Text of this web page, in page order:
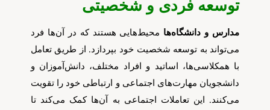
توسعه فردی و شخصیتی
مدارس و دانشگاه‌ها محیط‌هایی هستند که در آن‌ها فرد
می‌تواند به توسعه شخصیت خود بپردازد. از طریق تعامل
با همکلاسی‌ها، اساتید و افراد مختلف، دانش‌آموزان و
دانشجویان مهارت‌های اجتماعی و ارتباطی خود را تقویت
می‌کنند. این تعاملات اجتماعی به آن‌ها کمک می‌کند تا